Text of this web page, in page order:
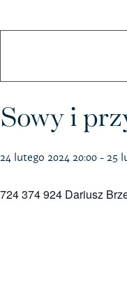
Koszulki
Sowy i
24 lutego 2024 20:00 - 25
724 374 924 Dariusz